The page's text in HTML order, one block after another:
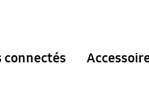
connectés